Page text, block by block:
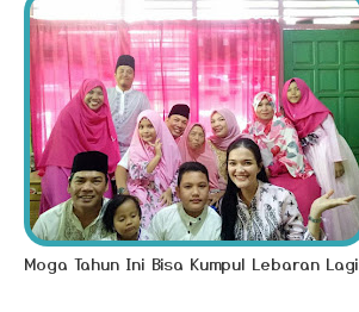
Moga Tahun Ini Bisa Kumpul Lebaran Lagi